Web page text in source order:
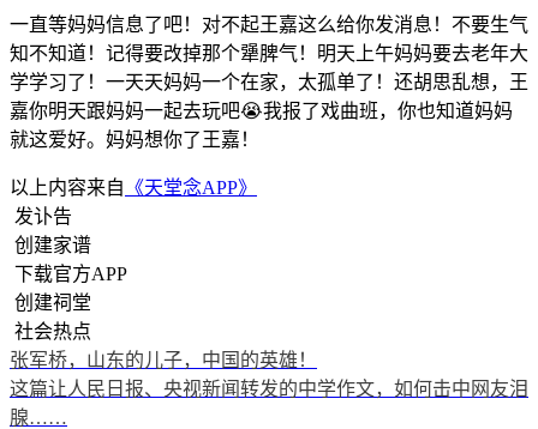
一直等妈妈信息了吧！对不起王嘉这么给你发消息！不要生气
知不知道！记得要改掉那个犟脾气！明天上午妈妈要去老年大
学学习了！一天天妈妈一个在家，太孤单了！还胡思乱想，王
嘉你明天跟妈妈一起去玩吧😭我报了戏曲班，你也知道妈妈
就这爱好。妈妈想你了王嘉！
以上内容来自 《天堂念APP》
发讣告
创建家谱
下载官方APP
创建祠堂
社会热点
张军桥，山东的儿子，中国的英雄！
这篇让人民日报、央视新闻转发的中学作文，如何击中网友泪
腺……